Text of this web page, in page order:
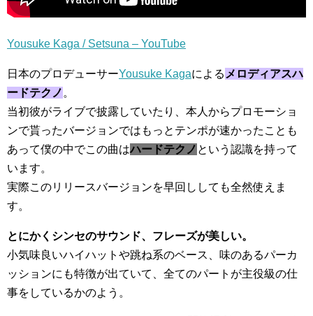
Yousuke Kaga / Setsuna – YouTube
日本のプロデューサーYousuke Kagaによる メロディアスハ
ードテクノ 。
当初彼がライブで披露していたり、本人からプロモーショ
ンで貰ったバージョンではもっとテンポが速かったことも
あって僕の中でこの曲はハードテクノ という認識を持って
います。
実際このリリースバージョンを早回ししても全然使えま
す。
とにかくシンセのサウンド、フレーズが美しい。
小気味良いハイハットや跳ね系のベース、味のあるパーカ
ッションにも特徴が出ていて、全てのパートが主役級の仕
事をしているかのよう。